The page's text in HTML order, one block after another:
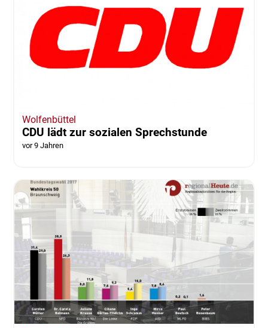
Wolfenbüttel
CDU lädt zur sozialen Sprechstunde
vor 9 Jahren